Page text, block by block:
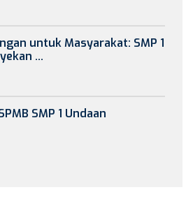
untuk Masyarakat: SMP 1
...
SMP 1 Undaan